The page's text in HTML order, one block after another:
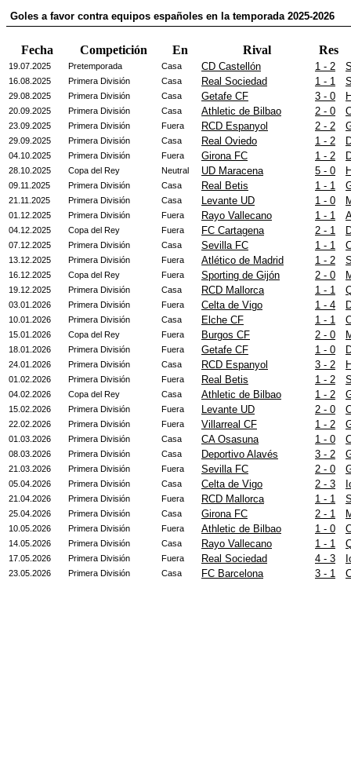
Goles a favor contra equipos españoles en la temporada 2025-2026
Fecha Competición En Rival Res
19.07.2025 Pretemporada Casa CD Castellón 1 - 2
16.08.2025 Primera División Casa Real Sociedad 1 - 1
29.08.2025 Primera División Casa Getafe CF 3 - 0
20.09.2025 Primera División Casa Athletic de Bilbao 2 - 0
23.09.2025 Primera División Fuera RCD Espanyol 2 - 2
29.09.2025 Primera División Casa Real Oviedo 1 - 2
04.10.2025 Primera División Fuera Girona FC 1 - 2
28.10.2025 Copa del Rey Neutral UD Maracena 5 - 0
09.11.2025 Primera División Casa Real Betis 1 - 1
21.11.2025 Primera División Casa Levante UD 1 - 0
01.12.2025 Primera División Fuera Rayo Vallecano 1 - 1
04.12.2025 Copa del Rey Fuera FC Cartagena 2 - 1
07.12.2025 Primera División Casa Sevilla FC 1 - 1
13.12.2025 Primera División Fuera Atlético de Madrid 1 - 2
16.12.2025 Copa del Rey Fuera Sporting de Gijón 2 - 0
19.12.2025 Primera División Casa RCD Mallorca 1 - 1
03.01.2026 Primera División Fuera Celta de Vigo 1 - 4
10.01.2026 Primera División Casa Elche CF 1 - 1
15.01.2026 Copa del Rey Fuera Burgos CF 2 - 0
18.01.2026 Primera División Fuera Getafe CF 1 - 0
24.01.2026 Primera División Casa RCD Espanyol 3 - 2
01.02.2026 Primera División Fuera Real Betis 1 - 2
04.02.2026 Copa del Rey Casa Athletic de Bilbao 1 - 2
15.02.2026 Primera División Fuera Levante UD 2 - 0
22.02.2026 Primera División Fuera Villarreal CF 1 - 2
01.03.2026 Primera División Casa CA Osasuna 1 - 0
08.03.2026 Primera División Casa Deportivo Alavés 3 - 2
21.03.2026 Primera División Fuera Sevilla FC 2 - 0
05.04.2026 Primera División Casa Celta de Vigo 2 - 3
21.04.2026 Primera División Fuera RCD Mallorca 1 - 1
25.04.2026 Primera División Casa Girona FC 2 - 1
10.05.2026 Primera División Fuera Athletic de Bilbao 1 - 0
14.05.2026 Primera División Casa Rayo Vallecano 1 - 1
17.05.2026 Primera División Fuera Real Sociedad 4 - 3
23.05.2026 Primera División Casa FC Barcelona 3 - 1